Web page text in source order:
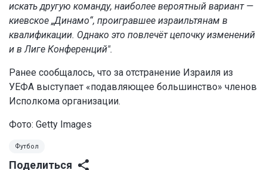
искать другую команду, наиболее вероятный вариант —
киевское „Динамо“, проигравшее израильтянам в
квалификации. Однако это повлечёт цепочку изменений
и в Лиге Конференций".
Ранее сообщалось, что за отстранение Израиля из
УЕФА выступает «подавляющее большинство» членов
Исполкома организации.
Фото: Getty Images
Футбол
Поделиться